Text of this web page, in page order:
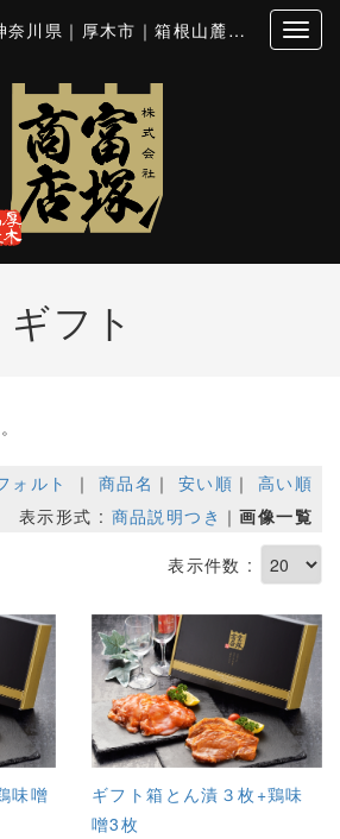
株式会社富塚商店｜神奈川県｜厚木市｜箱根山麓豚｜とん漬｜シロホルモン
ギフト
ォルト ｜ 商品名 ｜ 安い順 ｜ 高い順
表示形式 : 商品説明つき ｜画像一覧
表示件数 :
味噌
ギフト箱とん漬３枚+鶏味
噌3枚